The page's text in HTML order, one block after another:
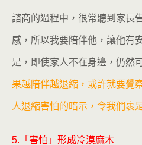
諮商的過程中，很常聽到家長
感，所以我要陪伴他，讓他有
是，即使家人不在身邊，仍然
果越陪伴越退縮，或許就要覺
人退縮害怕的暗示，令我們裹
5.「害怕」形成冷漠麻木